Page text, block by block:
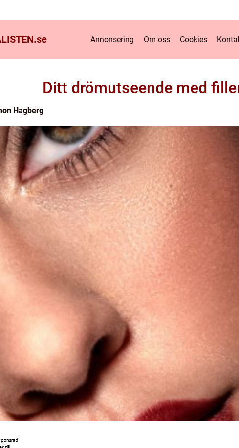
se Annonsering Om oss Cookies
Ditt drömutseende med
Hagberg